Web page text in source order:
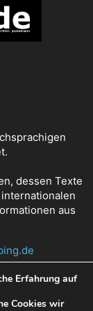
ANDY HOLZER
ANGELIKA RAINER
BEN MOON
BLIEMSRIEDER
BOONE SPEED
HÖRST
CIAVALDINI
COOPER
LACHAT
CHAEHYUN SEO
dessen Texte
aus
Erfahrung auf
Cookies wir